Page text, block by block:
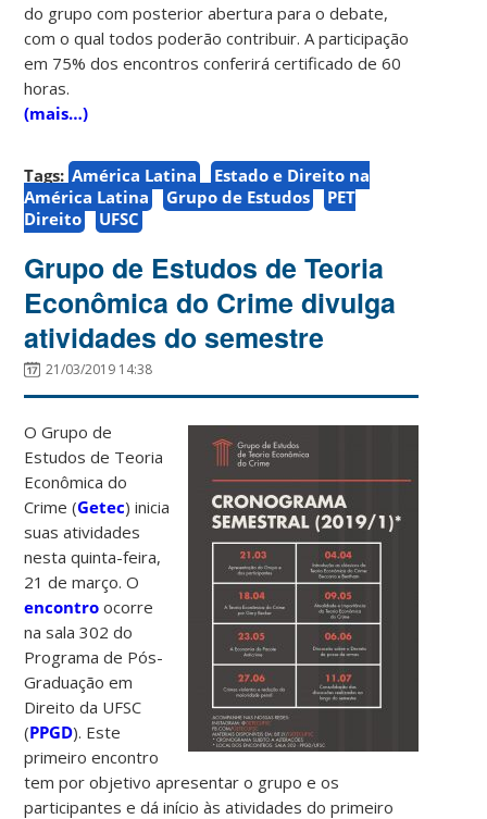
do grupo com posterior abertura para o debate,
com o qual todos poderão contribuir. A participação
em 75% dos encontros conferirá certificado de 60
horas.
(mais…)
Tags: América Latina
Estado e Direito na
América Latina
Grupo de Estudos
PET
Direito
UFSC
Grupo de Estudos de Teoria
Econômica do Crime divulga
atividades do semestre
21/03/2019 14:38
O Grupo de
Estudos de Teoria
Econômica do
Crime (Getec) inicia
suas atividades
nesta quinta-feira,
21 de março. O
encontro ocorre
na sala 302 do
Programa de Pós-
Graduação em
Direito da UFSC
(PPGD). Este
primeiro encontro
tem por objetivo apresentar o grupo e os
participantes e dá início às atividades do primeiro